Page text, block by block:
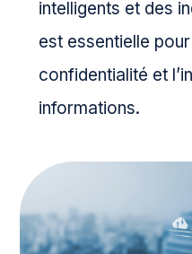
intelligents et des
est essentielle
confidentialité et
informations.